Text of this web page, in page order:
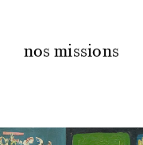
nos missions